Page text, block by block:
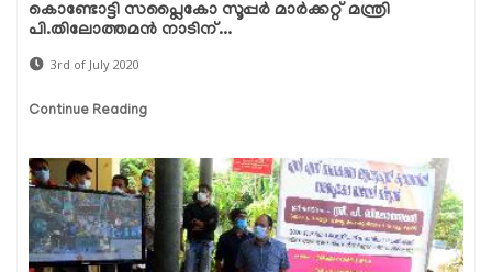
കൊണ്ടോട്ടി സപ്ലൈകോ സൂപ്പര്‍ മാര്‍ക്കറ്റ് മന്ത്രി
പി.തിലോത്തമന്‍ നാടിന്...
3rd of July 2020
Continue Reading